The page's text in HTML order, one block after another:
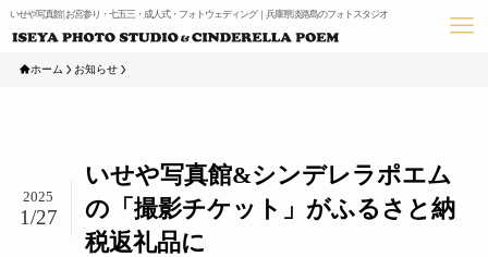
いせや写真館 | お宮参り・七五三・成人式・フォトウェディング｜兵庫県淡路島のフォトスタジオ
ホーム お知らせ
いせや写真館&シンデレラポエム
の「撮影チケット」がふるさと納
税返礼品に
2025
1/27